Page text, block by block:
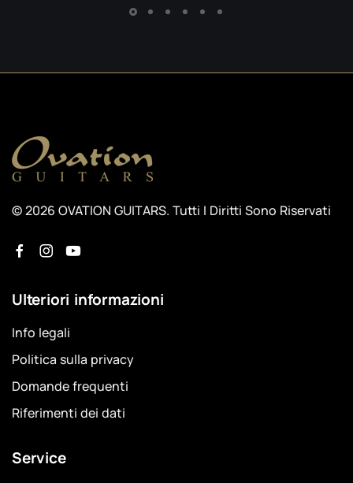
© 2026 OVATION GUITARS. Tutti I Diritti Sono Riservati
Ulteriori informazioni
Info legali
Politica sulla privacy
Domande frequenti
Riferimenti dei dati
Service